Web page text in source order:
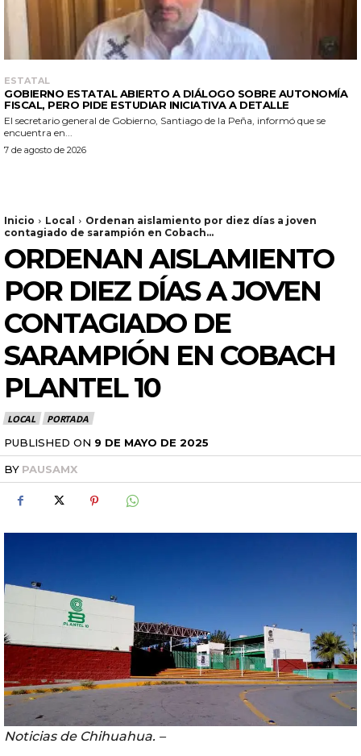
ESTATAL
GOBIERNO ESTATAL ABIERTO A DIÁLOGO SOBRE AUTONOMÍA
FISCAL, PERO PIDE ESTUDIAR INICIATIVA A DETALLE
El secretario general de Gobierno, Santiago de la Peña, informó que se
encuentra en...
7 de agosto de 2026